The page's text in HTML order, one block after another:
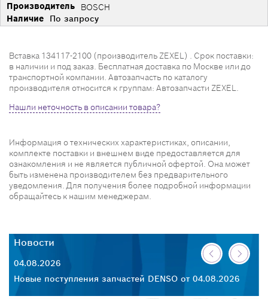
Производитель BOSCH
Наличие По запросу
Вставка 134117-2100 (производитель ZEXEL) . Срок поставки:
в наличии и под заказ. Бесплатная доставка по Москве или до
транспортной компании. Автозапчасть по каталогу
производителя относится к группам: Автозапчасти ZEXEL.
Нашли неточность в описании товара?
Информация о технических характеристиках, описании,
комплекте поставки и внешнем виде предоставляется для
ознакомления и не является публичной офертой. Она может
быть изменена производителем без предварительного
уведомления. Для получения более подробной информации
обращайтесь к нашим менеджерам.
Новости
04.08.2026
Новые поступления запчастей DENSO от 04.08.2026